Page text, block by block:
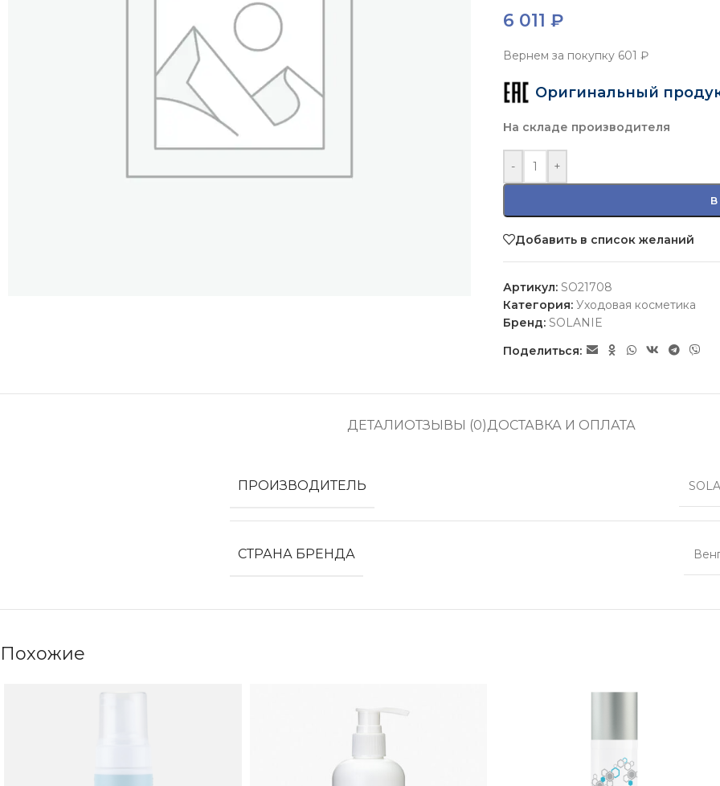
6 011 ₽
Вернем за покупку601 ₽
Оригинальный
На складе производителя
- +
Добавить в список желаний
Артикул: SO21708
Категория: Уходовая косметика
Бренд: SOLANIE
Поделиться:
ДЕТАЛИОТЗЫВЫ (0)ДОСТАВКА И ОПЛАТА
ПРОИЗВОДИТЕЛЬ
СТРАНА БРЕНДА
Похожие